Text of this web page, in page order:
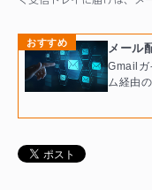
おすすめ
メール
Gmailガ
ム経由